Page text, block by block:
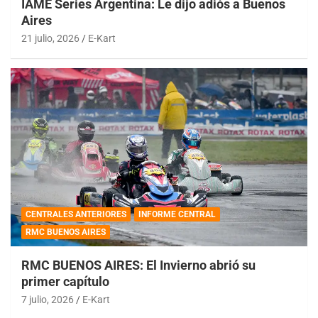
IAME Series Argentina: Le dijo adiós a Buenos
Aires
21 julio, 2026 E-Kart
CENTRALES ANTERIORES
INFORME CENTRAL
RMC BUENOS AIRES
RMC BUENOS AIRES: El Invierno abrió su
primer capítulo
7 julio, 2026 E-Kart